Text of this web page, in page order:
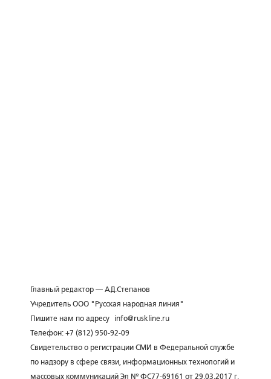
Главный редактор — А.Д.Степанов
Учредитель ООО "Русская народная линия"
Пишите нам по адресу
info@ruskline.ru
Телефон: +7 (812) 950-92-09
Свидетельство о регистрации СМИ в Федеральной службе
по надзору в сфере связи, информационных технологий и
массовых коммуникаций Эл № ФС77-69161 от 29.03.2017 г.